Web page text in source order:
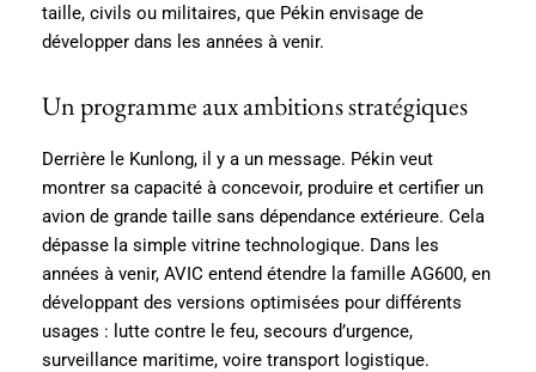
taille, civils ou militaires, que Pékin envisage de
développer dans les années à venir.
Un programme aux ambitions stratégiques
Derrière le Kunlong, il y a un message. Pékin veut
montrer sa capacité à concevoir, produire et certifier un
avion de grande taille sans dépendance extérieure. Cela
dépasse la simple vitrine technologique. Dans les
années à venir, AVIC entend étendre la famille AG600, en
développant des versions optimisées pour différents
usages : lutte contre le feu, secours d’urgence,
surveillance maritime, voire transport logistique.